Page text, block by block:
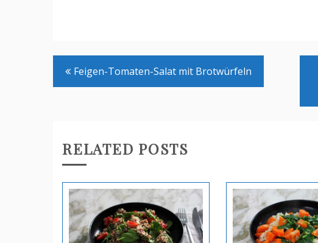
Beitrags-
Navigation
Feigen-Tomaten-Salat mit Brotwürfeln
RELATED POSTS